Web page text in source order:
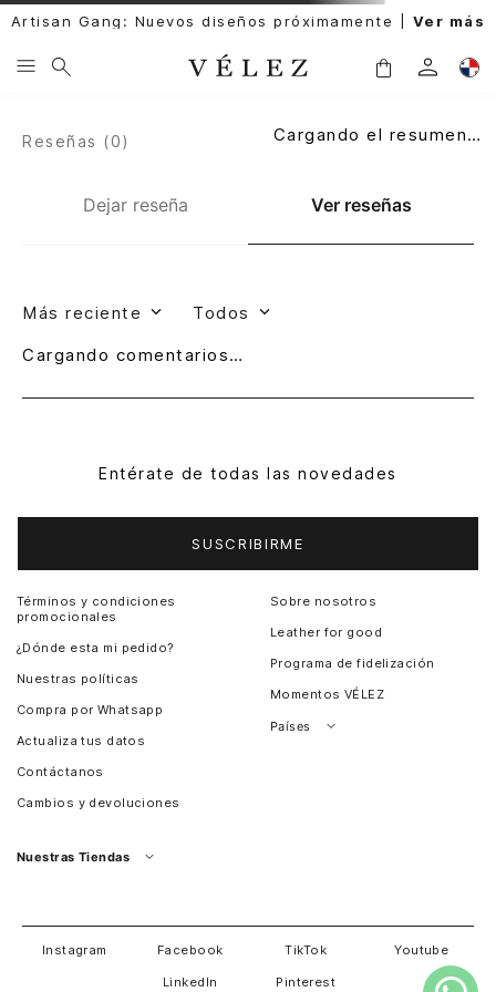
Artisan Gang: Nuevos diseños próximamente | Ver más
Dejar reseña Ver reseñas
Reseñas (0) Cargando el resumen…
Más reciente Todos
Cargando comentarios…
Entérate de todas las novedades
SUSCRIBIRME
Términos y condiciones
promocionales
¿Dónde esta mi pedido?
Nuestras políticas
Compra por Whatsapp
Actualiza tus datos
Contáctanos
Cambios y devoluciones
Sobre nosotros
Leather for good
Programa de fidelización
Momentos VÉLEZ
Países
Costa Rica
Nuestras Tiendas
Instagram
Facebook TikTok Youtube
LinkedIn Pinterest